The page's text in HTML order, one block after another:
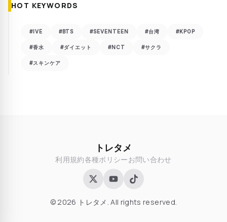
HOT KEYWORDS
#IVE #BTS #SEVENTEEN #台湾 #KPOP
#香水 #ダイエット #NCT #サクラ
#スキンケア
トレタメ
利用規約各種ポリシーお問い合わせ
© 2026 トレタメ. All rights reserved.